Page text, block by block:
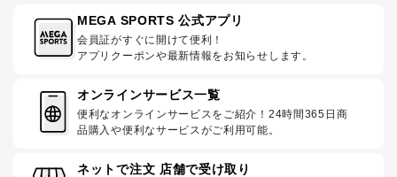
MEGA SPORTS 公式アプリ
会員証がすぐに開けて便利！
アプリクーポンや最新情報をお知らせします。
オンラインサービス一覧
便利なオンラインサービスをご紹介！24時間365日商
品購入や便利なサービスがご利用可能。
ネットで注文 店舗で受け取り